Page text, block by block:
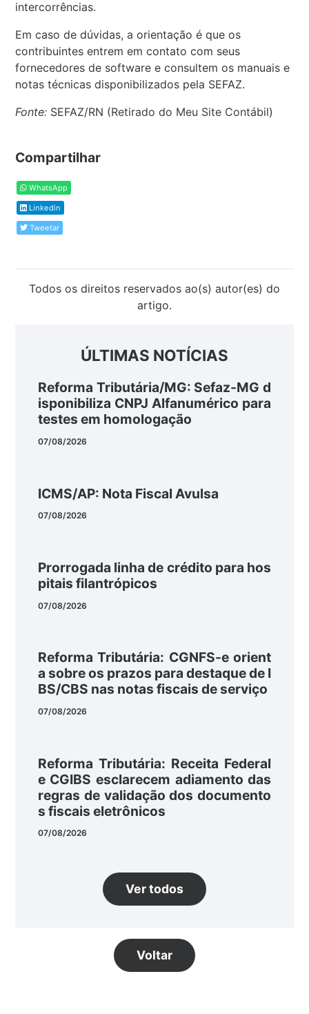
intercorrências.
Em caso de dúvidas, a orientação é que os
contribuintes entrem em contato com seus
fornecedores de software e consultem os manuais e
notas técnicas disponibilizados pela SEFAZ.
Fonte: SEFAZ/RN (Retirado do Meu Site Contábil)
Compartilhar
WhatsApp
Linkedin
Tweetar
Todos os direitos reservados ao(s) autor(es) do
artigo.
ÚLTIMAS NOTÍCIAS
Reforma Tributária/MG: Sefaz-MG d
isponibiliza CNPJ Alfanumérico para
testes em homologação
07/08/2026
ICMS/AP: Nota Fiscal Avulsa
07/08/2026
Prorrogada linha de crédito para hos
pitais filantrópicos
07/08/2026
Reforma Tributária: CGNFS-e orient
a sobre os prazos para destaque de I
BS/CBS nas notas fiscais de serviço
07/08/2026
Reforma Tributária: Receita Federal
e CGIBS esclarecem adiamento das
regras de validação dos documento
s fiscais eletrônicos
07/08/2026
Ver todos
Voltar